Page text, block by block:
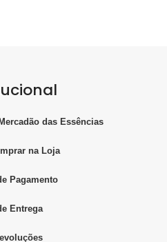
das Essências
na Loja
Pagamento
Entrega